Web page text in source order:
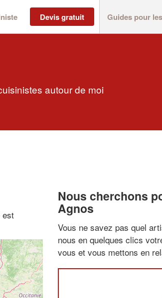
Devis gratuit Guides pour
autour de moi
est
Nous cherchons
Agnos
Vous ne savez pas quel
nous en quelques clics
vous et vous mettons en